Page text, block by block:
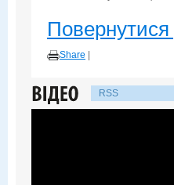
Повернутися
Share
RSS